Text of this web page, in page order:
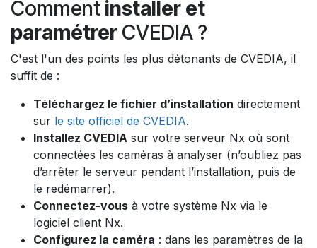
Comment installer et
paramétrer CVEDIA ?
C'est l'un des points les plus détonants de CVEDIA, il
suffit de :
Téléchargez le fichier d’installation directement
sur le site officiel de CVEDIA.
Installez CVEDIA sur votre serveur Nx où sont
connectées les caméras à analyser (n’oubliez pas
d’arrêter le serveur pendant l’installation, puis de
le redémarrer).
Connectez-vous à votre système Nx via le
logiciel client Nx.
Configurez la caméra : dans les paramètres de la